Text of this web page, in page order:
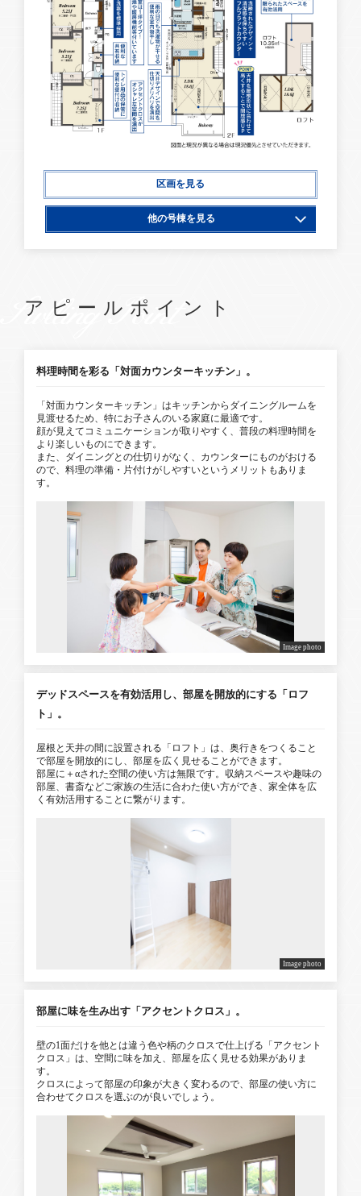
区画を見る
他の号棟を見る
アピールポイント
料理時間を彩る「対面カウンターキッチン」。
「対面カウンターキッチン」はキッチンからダイニングルームを
見渡せるため、特にお子さんのいる家庭に最適です。
顔が見えてコミュニケーションが取りやすく、普段の料理時間を
より楽しいものにできます。
また、ダイニングとの仕切りがなく、カウンターにものがおける
ので、料理の準備・片付けがしやすいというメリットもありま
す。
Image photo
デッドスペースを有効活用し、部屋を開放的にする「ロフ
ト」。
屋根と天井の間に設置される「ロフト」は、奥行きをつくること
で部屋を開放的にし、部屋を広く見せることができます。
部屋に＋αされた空間の使い方は無限です。収納スペースや趣味の
部屋、書斎などご家族の生活に合わた使い方ができ、家全体を広
く有効活用することに繋がります。
Image photo
部屋に味を生み出す「アクセントクロス」。
壁の1面だけを他とは違う色や柄のクロスで仕上げる「アクセント
クロス」は、空間に味を加え、部屋を広く見せる効果がありま
す。
クロスによって部屋の印象が大きく変わるので、部屋の使い方に
合わせてクロスを選ぶのが良いでしょう。